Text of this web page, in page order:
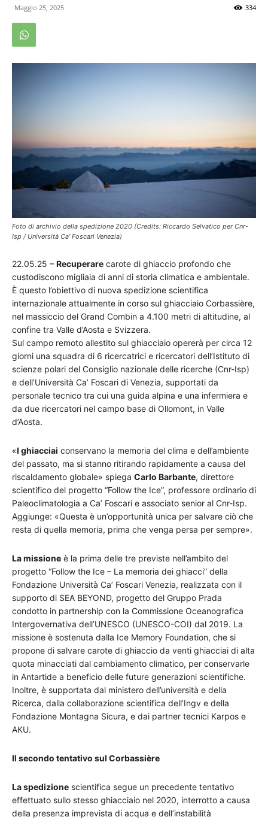
Maggio 25, 2025 334
Foto di archivio della spedizione 2020 (Credits: Riccardo Selvatico per Cnr-
Isp / Università Ca' Foscari Venezia)
22.05.25 – Recuperare carote di ghiaccio profondo che
custodiscono migliaia di anni di storia climatica e ambientale.
È questo l’obiettivo di nuova spedizione scientifica
internazionale attualmente in corso sul ghiacciaio Corbassière,
nel massiccio del Grand Combin a 4.100 metri di altitudine, al
confine tra Valle d’Aosta e Svizzera.
Sul campo remoto allestito sul ghiacciaio opererà per circa 12
giorni una squadra di 6 ricercatrici e ricercatori dell’Istituto di
scienze polari del Consiglio nazionale delle ricerche (Cnr-Isp)
e dell’Università Ca’ Foscari di Venezia, supportati da
personale tecnico tra cui una guida alpina e una infermiera e
da due ricercatori nel campo base di Ollomont, in Valle
d’Aosta.
«I ghiacciai conservano la memoria del clima e dell’ambiente
del passato, ma si stanno ritirando rapidamente a causa del
riscaldamento globale» spiega Carlo Barbante, direttore
scientifico del progetto “Follow the Ice”, professore ordinario di
Paleoclimatologia a Ca’ Foscari e associato senior al Cnr-Isp.
Aggiunge: «Questa è un’opportunità unica per salvare ciò che
resta di quella memoria, prima che venga persa per sempre».
La missione è la prima delle tre previste nell’ambito del
progetto “Follow the Ice – La memoria dei ghiacci” della
Fondazione Università Ca’ Foscari Venezia, realizzata con il
supporto di SEA BEYOND, progetto del Gruppo Prada
condotto in partnership con la Commissione Oceanografica
Intergovernativa dell’UNESCO (UNESCO-COI) dal 2019. La
missione è sostenuta dalla Ice Memory Foundation, che si
propone di salvare carote di ghiaccio da venti ghiacciai di alta
quota minacciati dal cambiamento climatico, per conservarle
in Antartide a beneficio delle future generazioni scientifiche.
Inoltre, è supportata dal ministero dell’università e della
Ricerca, dalla collaborazione scientifica dell’Ingv e della
Fondazione Montagna Sicura, e dai partner tecnici Karpos e
AKU.
Il secondo tentativo sul Corbassière
La spedizione scientifica segue un precedente tentativo
effettuato sullo stesso ghiacciaio nel 2020, interrotto a causa
della presenza imprevista di acqua e dell’instabilità